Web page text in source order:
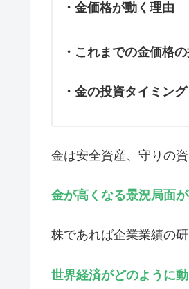
・金価格が動く理由
・これまでの金価格
・金の投資タイミング
金は安全資産、守りの
金が高くなる景況局面
株であれば企業業績の
世界経済がどのように